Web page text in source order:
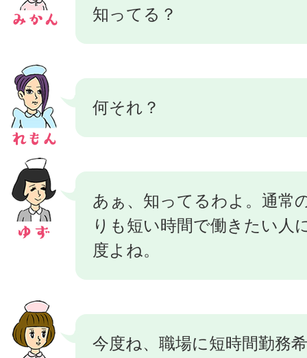
知ってる？
何それ？
あぁ、知ってるわよ。通常
りも短い時間で働きたい人
度よね。
今度ね、職場に短時間勤務